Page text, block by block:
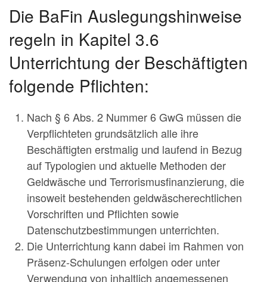
Die BaFin Auslegungshinweise
regeln in Kapitel 3.6
Unterrichtung der Beschäftigten
folgende Pflichten:
Nach § 6 Abs. 2 Nummer 6 GwG müssen die
Verpflichteten grundsätzlich alle ihre
Beschäftigten erstmalig und laufend in Bezug
auf Typologien und aktuelle Methoden der
Geldwäsche und Terrorismusfinanzierung, die
insoweit bestehenden geldwäscherechtlichen
Vorschriften und Pflichten sowie
Datenschutzbestimmungen unterrichten.
Die Unterrichtung kann dabei im Rahmen von
Präsenz-Schulungen erfolgen oder unter
Verwendung von inhaltlich angemessenen